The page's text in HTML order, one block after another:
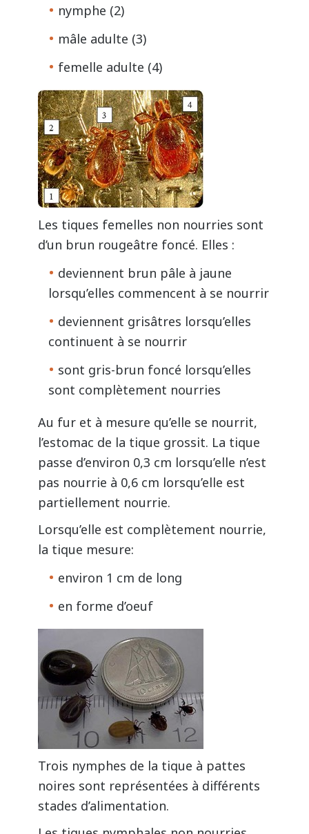
nymphe (2)
mâle adulte (3)
femelle adulte (4)
Les tiques femelles non nourries sont
d’un brun rougeâtre foncé. Elles :
deviennent brun pâle à jaune
lorsqu’elles commencent à se nourrir
deviennent grisâtres lorsqu’elles
continuent à se nourrir
sont gris-brun foncé lorsqu’elles
sont complètement nourries
Au fur et à mesure qu’elle se nourrit,
l’estomac de la tique grossit. La tique
passe d’environ 0,3 cm lorsqu’elle n’est
pas nourrie à 0,6 cm lorsqu’elle est
partiellement nourrie.
Lorsqu’elle est complètement nourrie,
la tique mesure:
environ 1 cm de long
en forme d’oeuf
Trois nymphes de la tique à pattes
noires sont représentées à différents
stades d’alimentation.